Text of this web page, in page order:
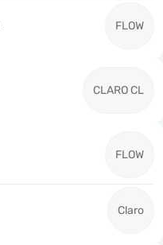
FLOW
CLARO CL
FLOW
Claro